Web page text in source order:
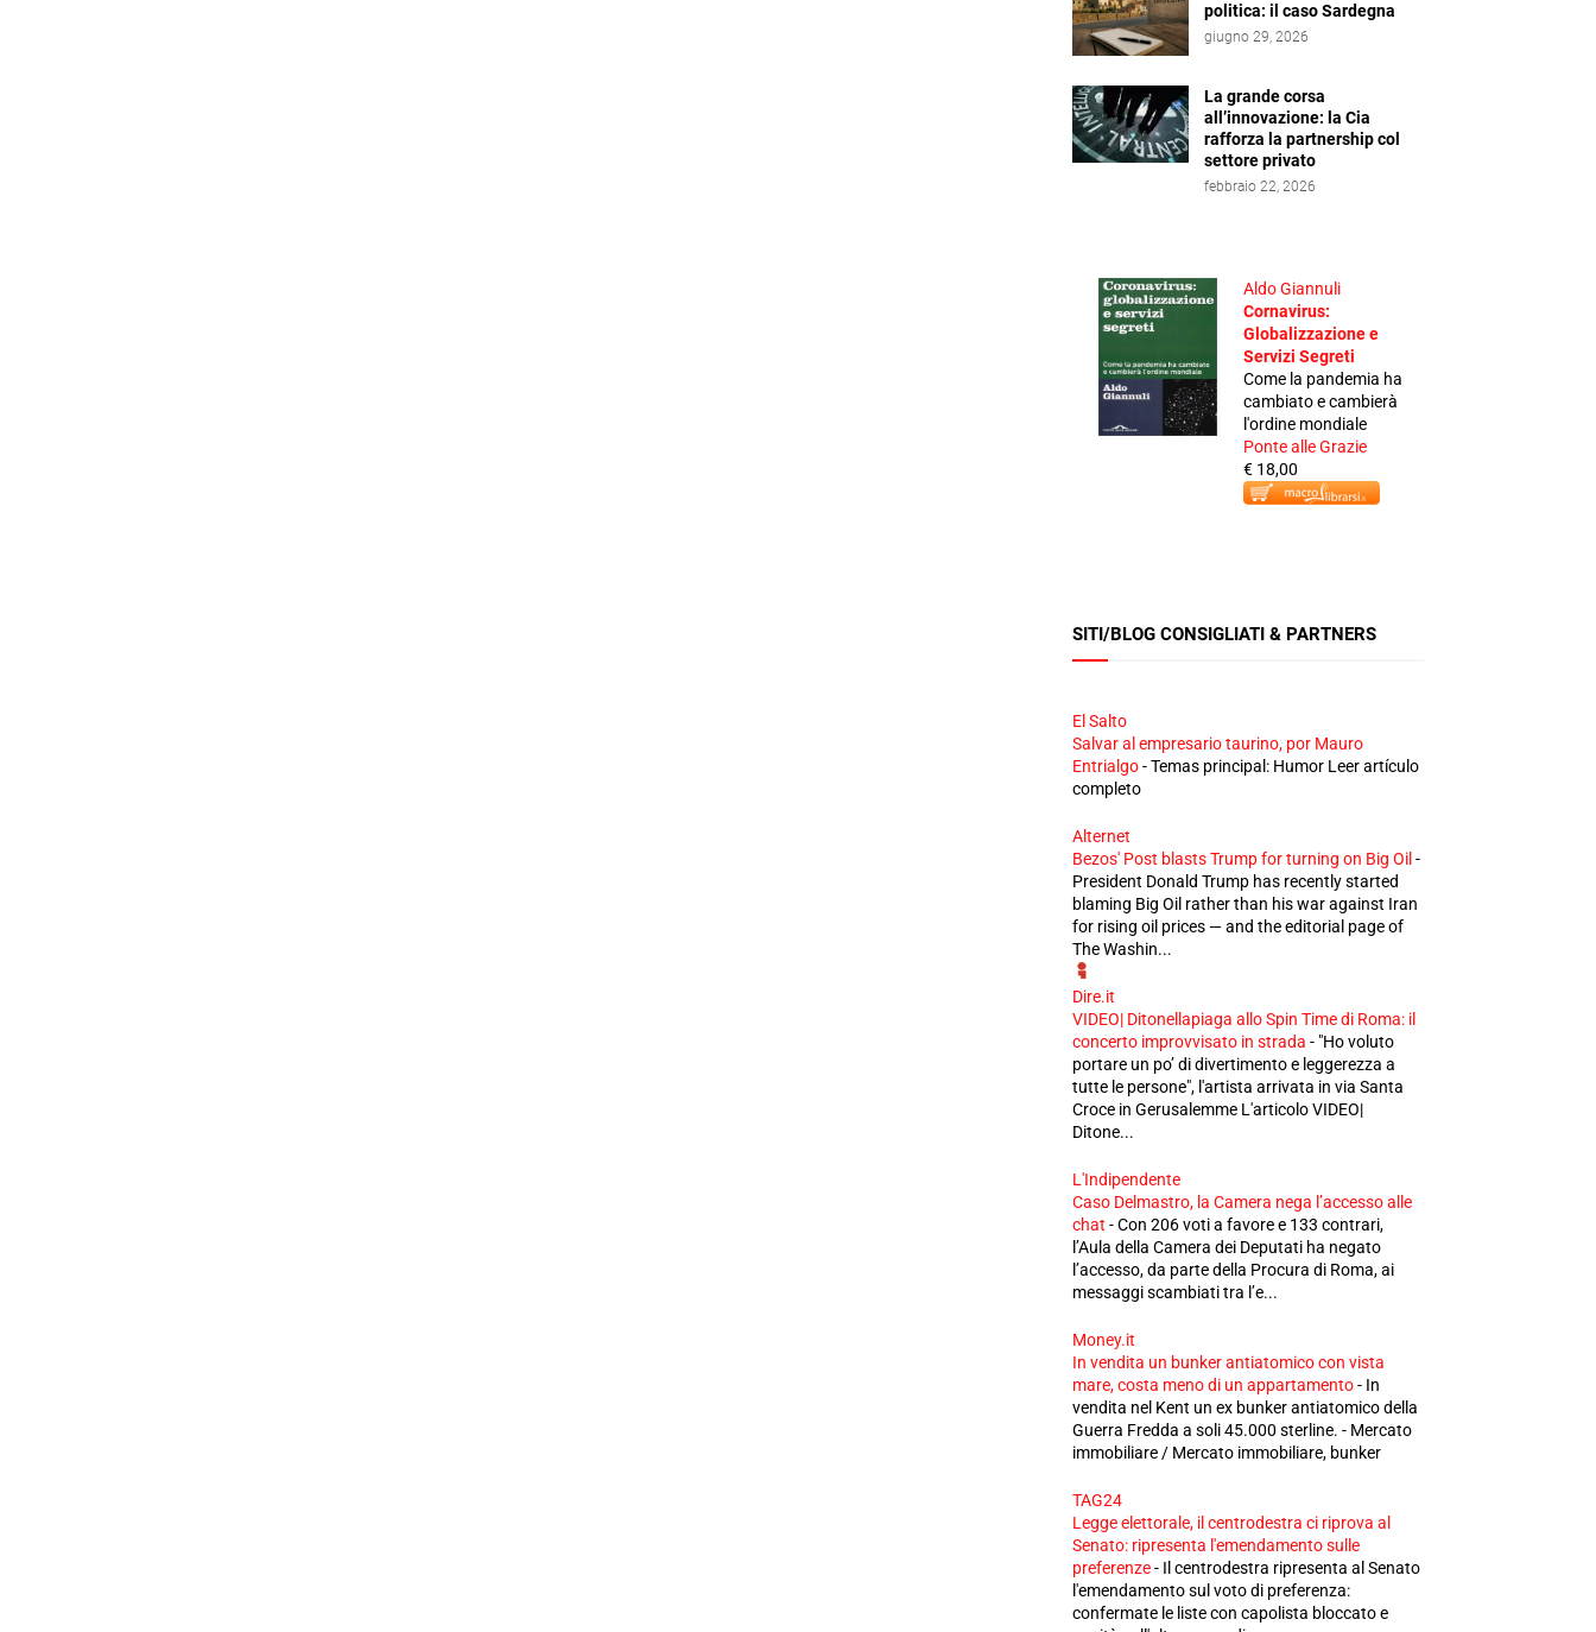
politica: il caso Sardegna
giugno 29, 2026
La grande corsa
all’innovazione: la Cia
rafforza la partnership col
settore privato
febbraio 22, 2026
Aldo Giannuli
Cornavirus:
Globalizzazione e
Servizi Segreti
Come la pandemia ha
cambiato e cambierà
l'ordine mondiale
Ponte alle Grazie
€ 18,00
SITI/BLOG CONSIGLIATI & PARTNERS
El Salto
Salvar al empresario taurino, por Mauro
Entrialgo-Temas principal: Humor Leer artículo
completo
Alternet
Bezos' Post blasts Trump for turning on Big Oil -
President Donald Trump has recently started
blaming Big Oil rather than his war against Iran
for rising oil prices — and the editorial page of
The Washin...
Dire.it
VIDEO| Ditonellapiaga allo Spin Time di Roma: il
concerto improvvisato in strada - "Ho voluto
portare un po’ di divertimento e leggerezza a
tutte le persone", l'artista arrivata in via Santa
Croce in Gerusalemme L'articolo VIDEO|
Ditone...
L'Indipendente
Caso Delmastro, la Camera nega l’accesso alle
chat -Con 206 voti a favore e 133 contrari,
l’Aula della Camera dei Deputati ha negato
l’accesso, da parte della Procura di Roma, ai
messaggi scambiati tra l’e...
Money.it
In vendita un bunker antiatomico con vista
mare, costa meno di un appartamento- In
vendita nel Kent un ex bunker antiatomico della
Guerra Fredda a soli 45.000 sterline. - Mercato
immobiliare / Mercato immobiliare, bunker
TAG24
Legge elettorale, il centrodestra ci riprova al
Senato: ripresenta l'emendamento sulle
preferenze- Il centrodestra ripresenta al Senato
l'emendamento sul voto di preferenza:
confermate le liste con capolista bloccato e